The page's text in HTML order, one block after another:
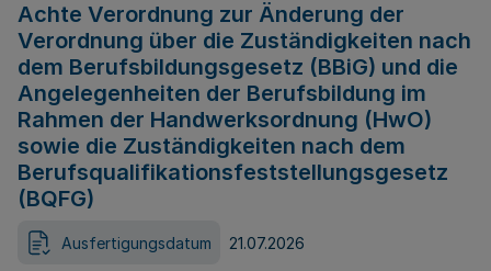
Achte Verordnung zur Änderung der
Verordnung über die Zuständigkeiten nach
dem Berufsbildungsgesetz (BBiG) und die
Angelegenheiten der Berufsbildung im
Rahmen der Handwerksordnung (HwO)
sowie die Zuständigkeiten nach dem
Berufsqualifikationsfeststellungsgesetz
(BQFG)
Ausfertigungsdatum 21.07.2026